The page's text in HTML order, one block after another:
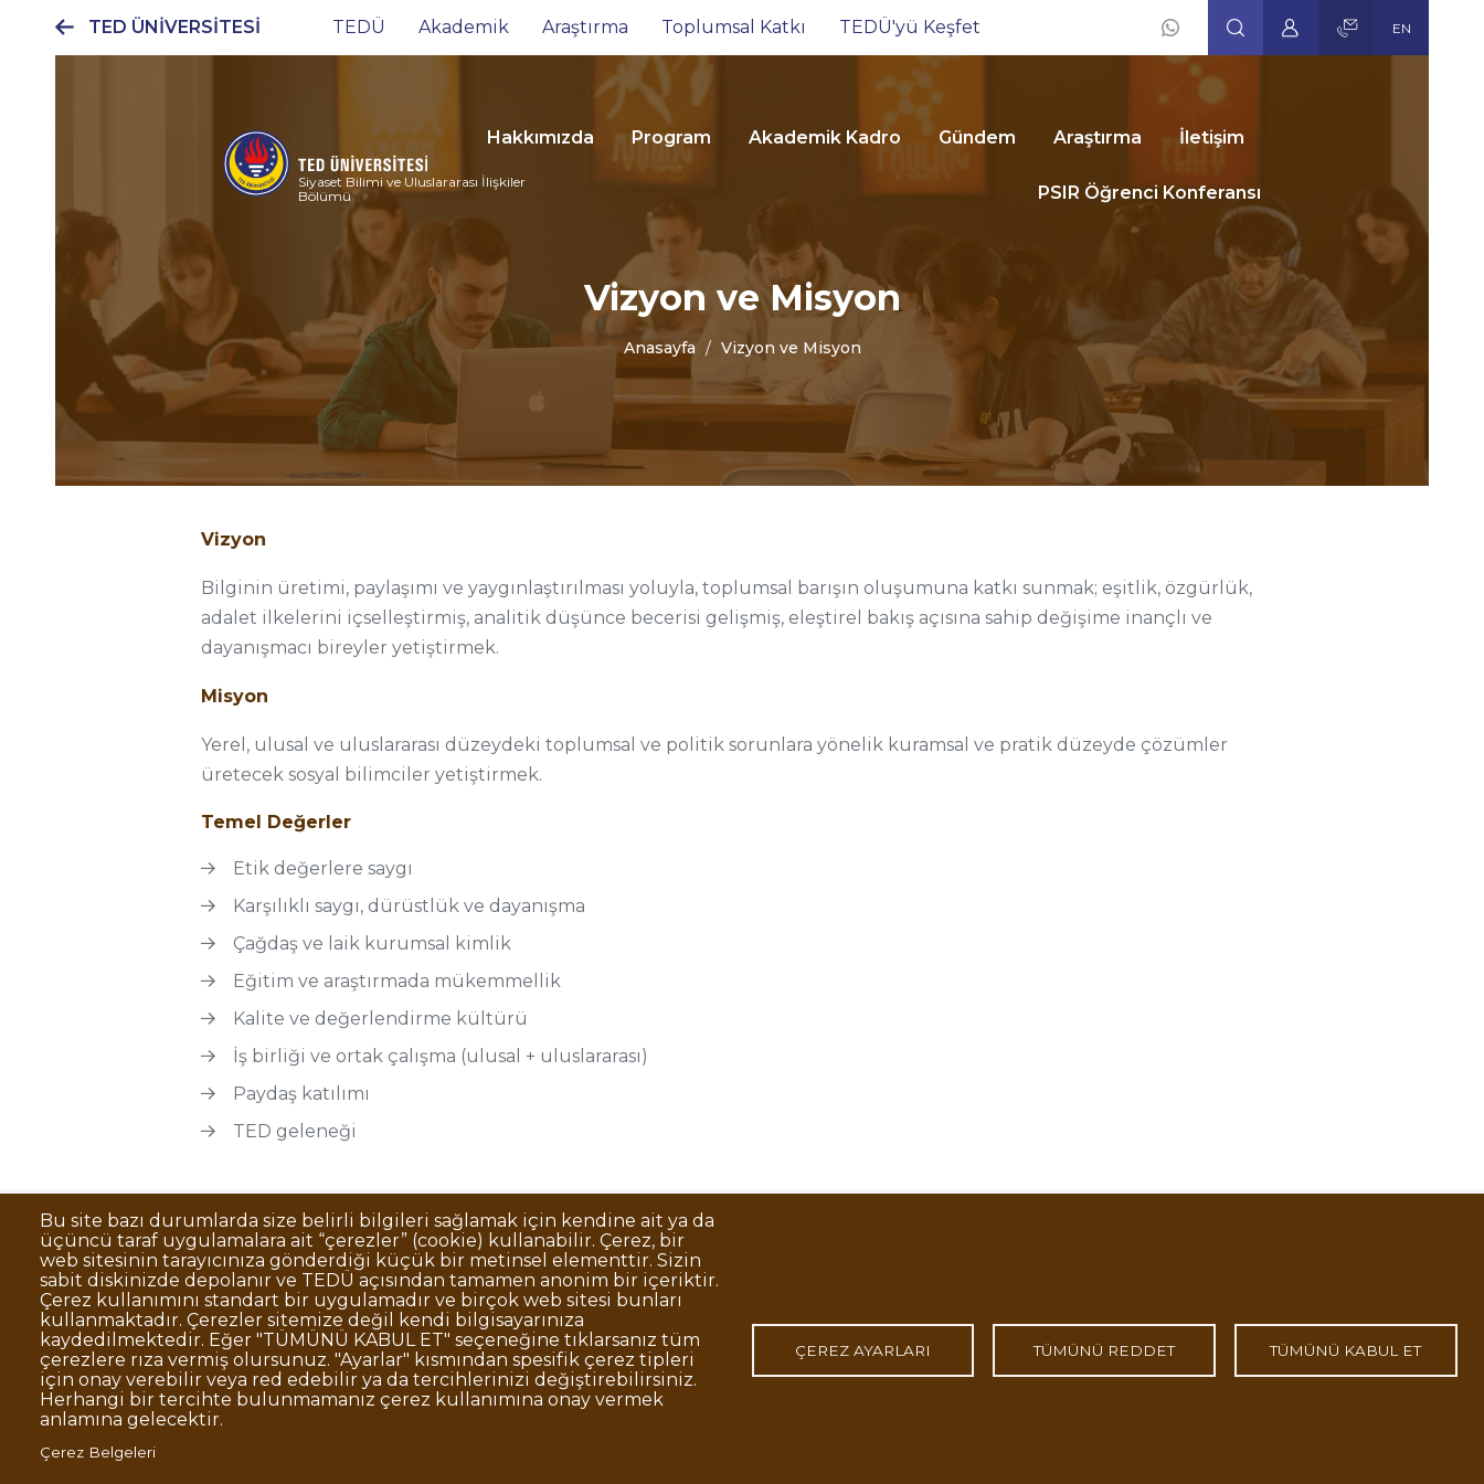
TED ÜNİVERSİTESİ
Ana
menüsü
TEDÜ Akademik Araştırma Toplumsal Katkı TEDÜ'yü Keşfet
Social
Icons
EN
Siyaset Bilimi ve Uluslararası İlişkiler
Bölümü
Hakkımızda Program Akademik Kadro Gündem Araştırma İletişim
PSIR Öğrenci Konferansı
Vizyon ve Misyon
Anasayfa Vizyon ve Misyon
Vizyon
Bilginin üretimi, paylaşımı ve yaygınlaştırılması yoluyla, toplumsal barışın oluşumuna katkı sunmak; eşitlik, özgürlük,
adalet ilkelerini içselleştirmiş, analitik düşünce becerisi gelişmiş, eleştirel bakış açısına sahip değişime inançlı ve
dayanışmacı bireyler yetiştirmek.
Misyon
Yerel, ulusal ve uluslararası düzeydeki toplumsal ve politik sorunlara yönelik kuramsal ve pratik düzeyde çözümler
üretecek sosyal bilimciler yetiştirmek.
Temel Değerler
Etik değerlere saygı
Karşılıklı saygı, dürüstlük ve dayanışma
Çağdaş ve laik kurumsal kimlik
Eğitim ve araştırmada mükemmellik
Kalite ve değerlendirme kültürü
İş birliği ve ortak çalışma (ulusal + uluslararası)
Paydaş katılımı
TED geleneği
Bu site bazı durumlarda size belirli bilgileri sağlamak için kendine ait ya da
üçüncü taraf uygulamalara ait “çerezler” (cookie) kullanabilir. Çerez, bir
web sitesinin tarayıcınıza gönderdiği küçük bir metinsel elementtir. Sizin
sabit diskinizde depolanır ve TEDÜ açısından tamamen anonim bir içeriktir.
Çerez kullanımını standart bir uygulamadır ve birçok web sitesi bunları
kullanmaktadır. Çerezler sitemize değil kendi bilgisayarınıza
kaydedilmektedir. Eğer "TÜMÜNÜ KABUL ET" seçeneğine tıklarsanız tüm
çerezlere rıza vermiş olursunuz. "Ayarlar" kısmından spesifik çerez tipleri
için onay verebilir veya red edebilir ya da tercihlerinizi değiştirebilirsiniz.
Herhangi bir tercihte bulunmamanız çerez kullanımına onay vermek
anlamına gelecektir.
Çerez Belgeleri
ÇEREZ AYARLARI TÜMÜNÜ REDDET TÜMÜNÜ KABUL ET
Dipnot
Sıkça Sorulan Sorular Kişisel Verilerin Korunması Gizlilik Politikası
Kurumsal Kimlik
© TED Üniversitesi. Ziya Gökalp Caddesi No:48 06420, Kolej Çankaya ANKARA
TED
Üniversitesi
Twitter
TED
Üniversitesi
TED
Üniversitesi
TED
Üniversitesi
TED
Üniversitesi
WhatsApp